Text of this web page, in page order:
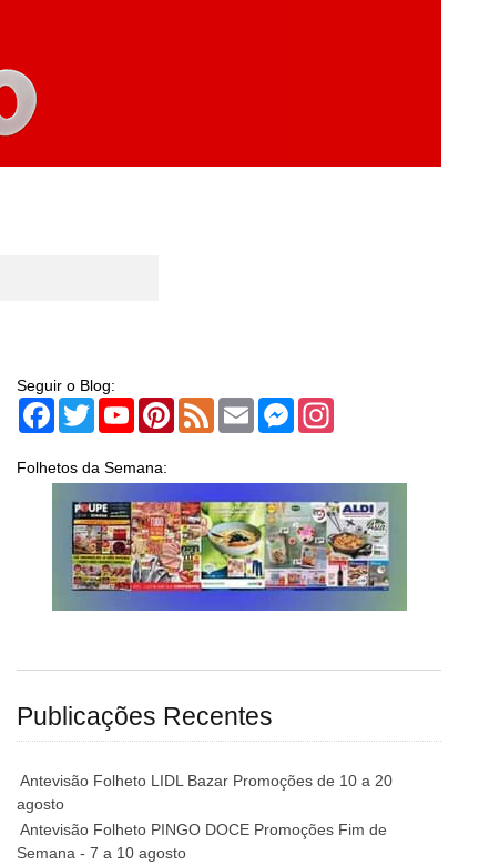
Seguir o Blog:
Facebook
TwitterYouTubePinterest
Feed Email Messenger
Folhetos da Semana:
Publicações Recentes
Antevisão Folheto LIDL Bazar Promoções de 10 a 20
agosto
Antevisão Folheto PINGO DOCE Promoções Fim de
Semana - 7 a 10 agosto